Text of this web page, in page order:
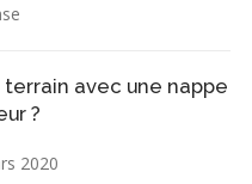
avec une nappe
?
2020